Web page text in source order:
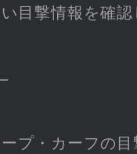
目撃情報を確認
プ・カーフの